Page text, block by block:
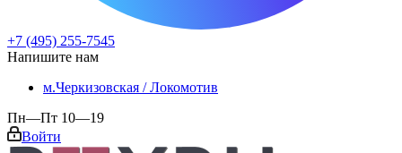
+7 (495) 255-7545
Напишите нам
м.Черкизовская / Локомотив
Пн—Пт 10—19
Войти